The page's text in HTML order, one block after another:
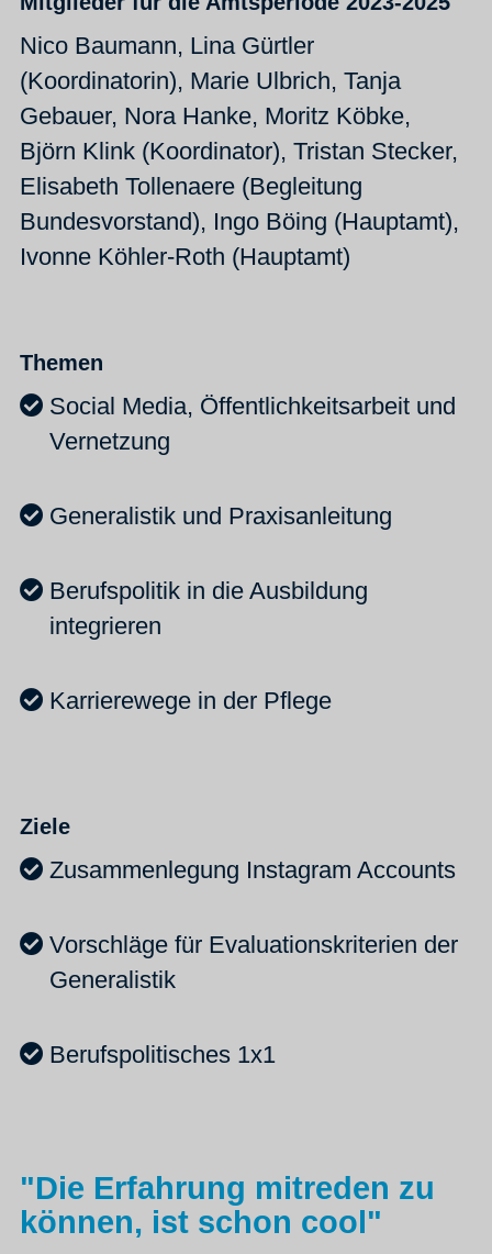
Nico Baumann, Lina Gürtler
(Koordinatorin), Marie Ulbrich, Tanja
Gebauer, Nora Hanke, Moritz Köbke,
Björn Klink (Koordinator), Tristan Stecker,
Elisabeth Tollenaere (Begleitung
Bundesvorstand), Ingo Böing (Hauptamt),
Ivonne Köhler-Roth (Hauptamt)
Themen
Social Media, Öffentlichkeitsarbeit und
Vernetzung
Generalistik und Praxisanleitung
Berufspolitik in die Ausbildung
integrieren
Karrierewege in der Pflege
Ziele
Zusammenlegung Instagram Accounts
Vorschläge für Evaluationskriterien der
Generalistik
Berufspolitisches 1x1
"Die Erfahrung mitreden zu
können, ist schon cool"